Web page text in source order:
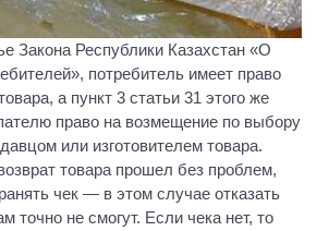
Закона Республики Казахстан «О
потребитель имеет право
а пункт 3 статьи 31 этого же
право на возмещение по выбору
или изготовителем товара.
товара прошел без проблем,
чек — в этом случае отказать
точно не смогут. Если чека нет, то